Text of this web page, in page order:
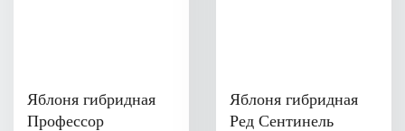
Яблоня гибридная
Профессор
Яблоня гибридная
Ред Сентинель